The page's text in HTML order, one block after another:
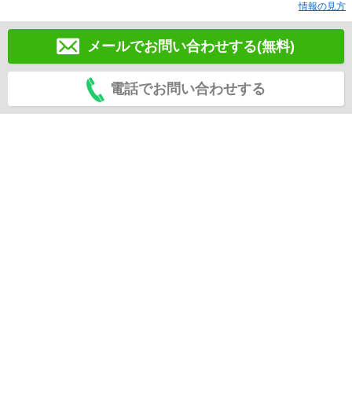
情報の見方
メールでお問い合わせする(無料)
電話でお問い合わせする